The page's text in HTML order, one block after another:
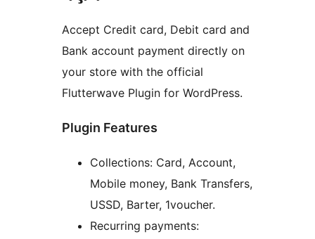
Accept Credit card, Debit card and
Bank account payment directly on
your store with the official
Flutterwave Plugin for WordPress.
Plugin Features
Collections: Card, Account,
Mobile money, Bank Transfers,
USSD, Barter, 1voucher.
Recurring payments: